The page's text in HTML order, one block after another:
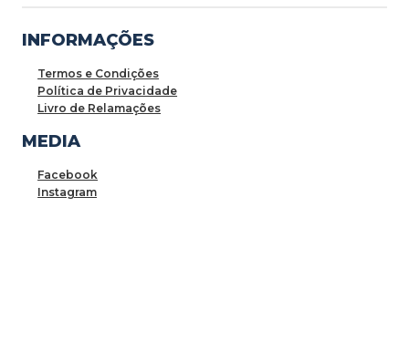
INFORMAÇÕES
Termos e Condições
Política de Privacidade
Livro de Relamações
MEDIA
Facebook
Instagram